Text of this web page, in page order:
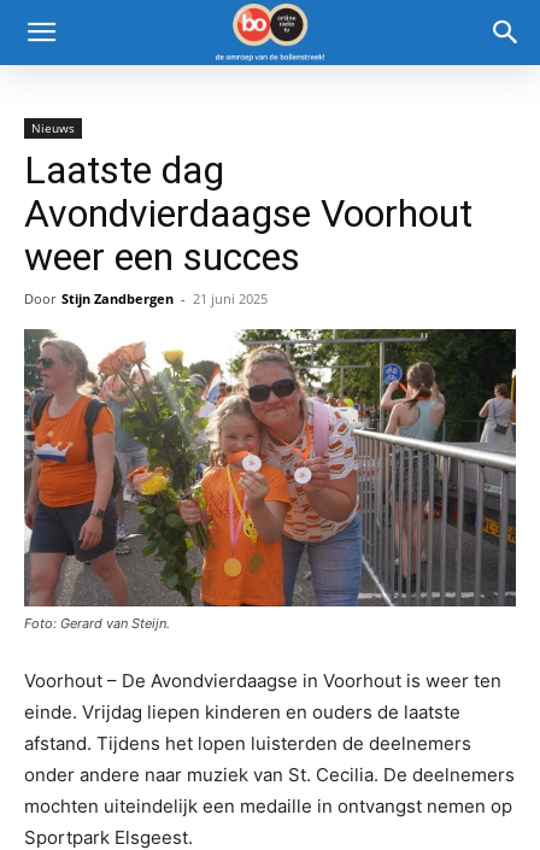
Nieuws
Laatste dag
Avondvierdaagse Voorhout
weer een succes
Door Stijn Zandbergen - 21 juni 2025
Foto: Gerard van Steijn.
Voorhout – De Avondvierdaagse in Voorhout is weer ten
einde. Vrijdag liepen kinderen en ouders de laatste
afstand. Tijdens het lopen luisterden de deelnemers
onder andere naar muziek van St. Cecilia. De deelnemers
mochten uiteindelijk een medaille in ontvangst nemen op
Sportpark Elsgeest.